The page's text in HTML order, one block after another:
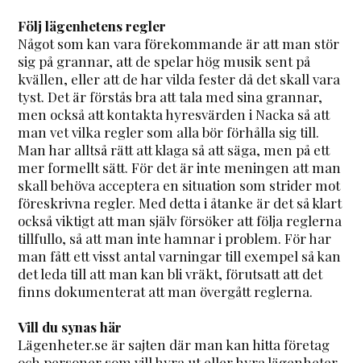
Följ lägenhetens regler
Något som kan vara förekommande är att man stör
sig på grannar, att de spelar hög musik sent på
kvällen, eller att de har vilda fester då det skall vara
tyst. Det är förstås bra att tala med sina grannar,
men också att kontakta hyresvärden i Nacka så att
man vet vilka regler som alla bör förhålla sig till.
Man har alltså rätt att klaga så att säga, men på ett
mer formellt sätt. För det är inte meningen att man
skall behöva acceptera en situation som strider mot
föreskrivna regler. Med detta i åtanke är det så klart
också viktigt att man själv försöker att följa reglerna
tillfullo, så att man inte hamnar i problem. För har
man fått ett visst antal varningar till exempel så kan
det leda till att man kan bli vräkt, förutsatt att det
finns dokumenterat att man övergått reglerna.
Vill du synas här
Lägenheter.se är sajten där man kan hitta företag